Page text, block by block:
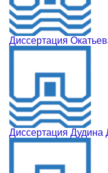
Диссертация
Диссертация Дудина